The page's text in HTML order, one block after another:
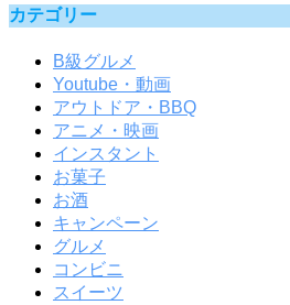
カテゴリー
B級グルメ
Youtube・動画
アウトドア・BBQ
アニメ・映画
インスタント
お菓子
お酒
キャンペーン
グルメ
コンビニ
スイーツ